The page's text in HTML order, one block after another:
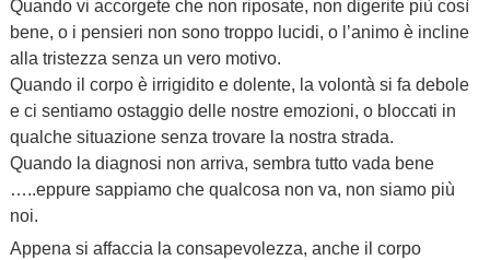
Quando vi accorgete che non riposate, non digerite più così
bene, o i pensieri non sono troppo lucidi, o l’animo è incline
alla tristezza senza un vero motivo.
Quando il corpo è irrigidito e dolente, la volontà si fa debole
e ci sentiamo ostaggio delle nostre emozioni, o bloccati in
qualche situazione senza trovare la nostra strada.
Quando la diagnosi non arriva, sembra tutto vada bene
…..eppure sappiamo che qualcosa non va, non siamo più
noi.
Appena si affaccia la consapevolezza, anche il corpo